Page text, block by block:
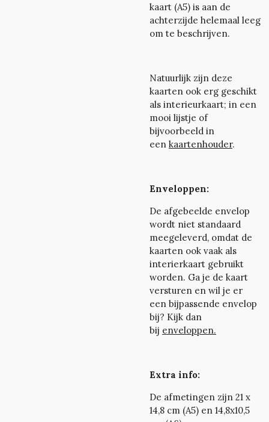
kaart (A5) is aan de
achterzijde helemaal leeg
om te beschrijven.
Natuurlijk zijn deze
kaarten ook erg geschikt
als interieurkaart; in een
mooi lijstje of
bijvoorbeeld in
een kaartenhouder.
Enveloppen:
De afgebeelde envelop
wordt niet standaard
meegeleverd, omdat de
kaarten ook vaak als
interierkaart gebruikt
worden. Ga je de kaart
versturen en wil je er
een bijpassende envelop
bij? Kijk dan
bij enveloppen.
Extra info:
De afmetingen zijn 21 x
14,8 cm (A5) en 14,8x10,5